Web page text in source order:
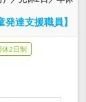
達支援職員】
休2日制